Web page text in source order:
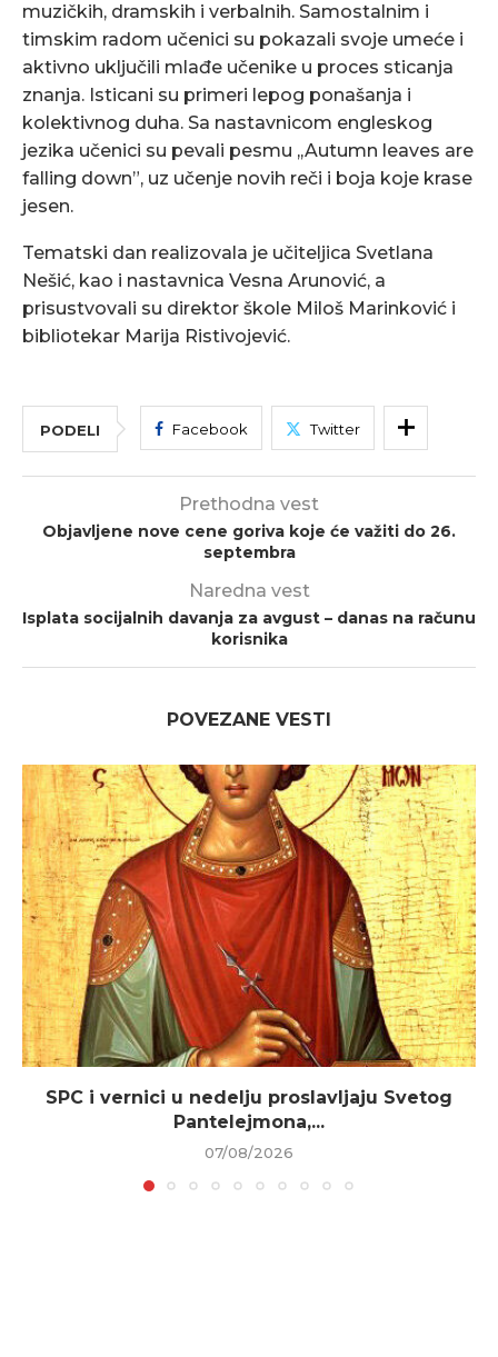
muzičkih, dramskih i verbalnih. Samostalnim i
timskim radom učenici su pokazali svoje umeće i
aktivno uključili mlađe učenike u proces sticanja
znanja. Isticani su primeri lepog ponašanja i
kolektivnog duha. Sa nastavnicom engleskog
jezika učenici su pevali pesmu ,,Autumn leaves are
falling down”, uz učenje novih reči i boja koje krase
jesen.
Tematski dan realizovala je učiteljica Svetlana
Nešić, kao i nastavnica Vesna Arunović, a
prisustvovali su direktor škole Miloš Marinković i
bibliotekar Marija Ristivojević.
PODELI Facebook Twitter
Prethodna vest
Objavljene nove cene goriva koje će važiti do 26.
septembra
Naredna vest
Isplata socijalnih davanja za avgust – danas na računu
korisnika
POVEZANE VESTI
SPC i vernici u nedelju proslavljaju Svetog
Pantelejmona,...
07/08/2026